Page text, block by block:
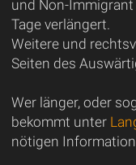
und Non-
Tage verlängert.
Weitere und
Seiten des
Wer länger, oder
bekommt unter
nötigen